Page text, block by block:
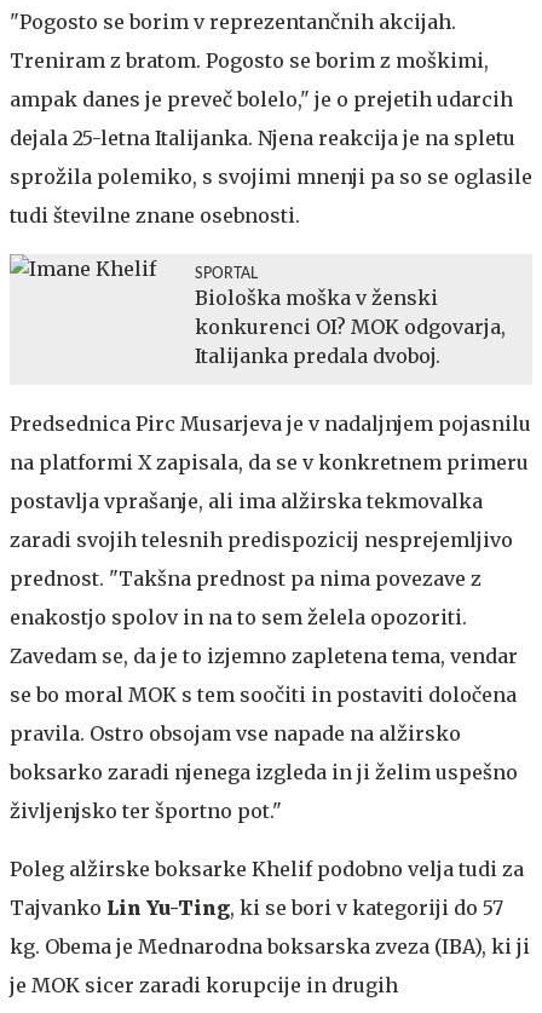
"Pogosto se borim v reprezentančnih akcijah.
Treniram z bratom. Pogosto se borim z moškimi,
ampak danes je preveč bolelo," je o prejetih udarcih
dejala 25-letna Italijanka. Njena reakcija je na spletu
sprožila polemiko, s svojimi mnenji pa so se oglasile
tudi številne znane osebnosti.
SPORTAL
Biološka moška v ženski
konkurenci OI? MOK odgovarja,
Italijanka predala dvoboj.
Predsednica Pirc Musarjeva je v nadaljnjem pojasnilu
na platformi X zapisala, da se v konkretnem primeru
postavlja vprašanje, ali ima alžirska tekmovalka
zaradi svojih telesnih predispozicij nesprejemljivo
prednost. "Takšna prednost pa nima povezave z
enakostjo spolov in na to sem želela opozoriti.
Zavedam se, da je to izjemno zapletena tema, vendar
se bo moral MOK s tem soočiti in postaviti določena
pravila. Ostro obsojam vse napade na alžirsko
boksarko zaradi njenega izgleda in ji želim uspešno
življenjsko ter športno pot."
Poleg alžirske boksarke Khelif podobno velja tudi za
Tajvanko Lin Yu-Ting, ki se bori v kategoriji do 57
kg. Obema je Mednarodna boksarska zveza (IBA), ki ji
je MOK sicer zaradi korupcije in drugih